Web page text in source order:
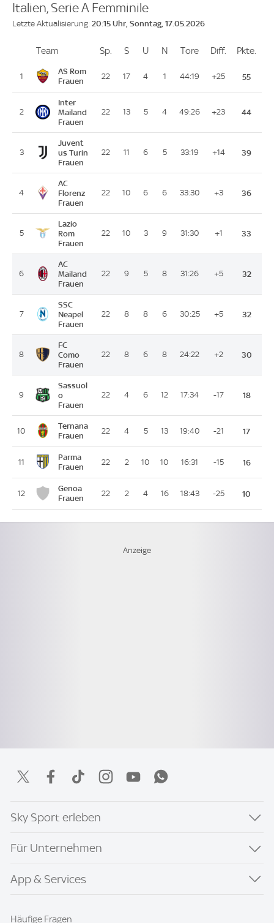
Italien, Serie A Femminile
Letzte Aktualisierung: 20:15 Uhr, Sonntag, 17.05.2026
PlatzTeam Sp. Spiele
S Siege
U Unentschieden
N Niederlagen
Tore ToreDiff. Differenz
Pkte.
1
AS Rom
Frauen
22 17 4 1 44:19 +25 55
2
Inter
Mailand
Frauen
22 13 5 4 49:26 +23 44
3
Juvent
us Turin
Frauen
22 11 6 5 33:19 +14 39
4
AC
Florenz
Frauen
22 10 6 6 33:30 +3 36
5
Lazio
Rom
Frauen
22 10 3 9 31:30 +1 33
6
AC
Mailand
Frauen
22 9 5 8 31:26 +5 32
7
SSC
Neapel
Frauen
22 8 8 6 30:25 +5 32
8
FC
Como
Frauen
22 8 6 8 24:22 +2 30
9
Sassuol
o
Frauen
22 4 6 12 17:34 -17 18
10
Ternana
Frauen
22 4 5 13 19:40 -21 17
11
Parma
Frauen
22 2 10 10 16:31 -15 16
12
Genoa
Frauen
22 2 4 16 18:43 -25 10
Sky Sport erleben
Für Unternehmen
App & Services
Häufige Fragen